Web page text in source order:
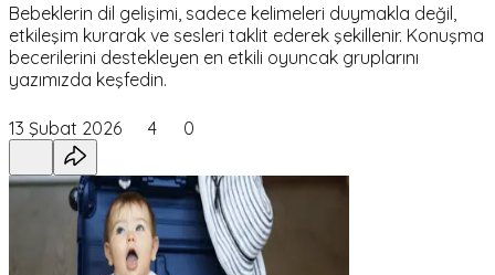
Bebeklerin dil gelişimi, sadece kelimeleri duymakla değil,
etkileşim kurarak ve sesleri taklit ederek şekillenir. Konuşma
becerilerini destekleyen en etkili oyuncak gruplarını
yazımızda keşfedin.
13 Şubat 2026 4 0